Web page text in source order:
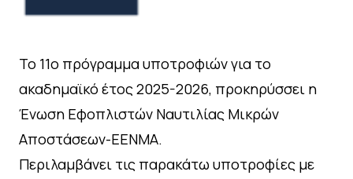
Το 11o πρόγραμμα υποτροφιών για το
ακαδημαϊκό έτος 2025-2026, προκηρύσσει η
Ένωση Εφοπλιστών Ναυτιλίας Μικρών
Αποστάσεων-ΕΕΝΜΑ.
Περιλαμβάνει τις παρακάτω υποτροφίες με